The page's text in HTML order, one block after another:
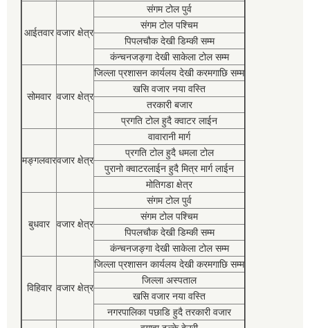
आईतवार वजार क्षेत्र
संगम टोल पुर्व
संगम टोल पश्चिम
पिपलचौक देखी डिम्की सम्म
कंन्चनजङ्गा देखी साकेला टोल सम्म
सोमवार वजार क्षेत्र
जिल्ला प्रशासन कार्यलय देखी करमगाछि सम्म
खसि वजार नया वस्ति
तरकारी बजार
प्रगति टोल हुदै क्वाटर लाईन
मङ्गलवारवजार क्षेत्र
वावारानी मार्ग
प्रगति टोल हुदै धमला टोल
पुरानो क्वाटरलाईन हुदै मित्र मार्ग लाईन
मोतिगडा क्षेत्र
बुधवार वजार क्षेत्र
संगम टोल पुर्व
संगम टोल पश्चिम
पिपलचौक देखी डिम्की सम्म
कंन्चनजङ्गा देखी साकेला टोल सम्म
विहिवार वजार क्षेत्र
जिल्ला प्रशासन कार्यलय देखी करमगाछि सम्म
जिल्ला अस्पताल
खसि वजार नया वस्ति
नगरपालिका पछाडि हुदै तरकारी वजार